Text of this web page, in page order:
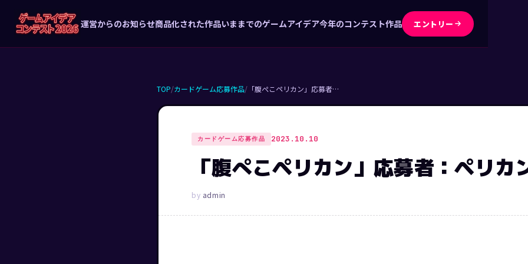
運営からのお知らせ商品化された作品いままでのゲームアイデア今年のコンテスト作品 エントリー
TOP/カードゲーム応募作品/ 「腹ぺこペリカン」応募者…
カードゲーム応募作品 2023.10.10
「腹ぺこペリカン」応募者：ペリカ
admin